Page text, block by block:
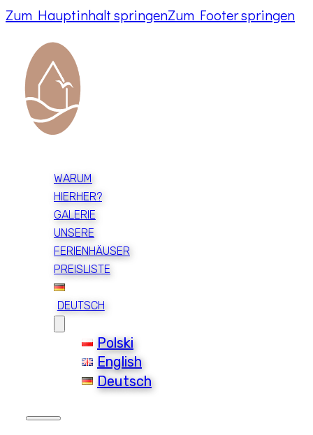
Zum Hauptinhalt springenZum Footer springen
WARUM
HIERHER?
GALERIE
UNSERE
FERIENHÄUSER
PREISLISTE
DEUTSCH
Polski
English
Deutsch